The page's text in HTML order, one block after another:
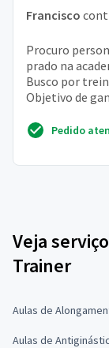
Francisco
Procuro
prado na
Busco por
Objetivo de
Pedido
Veja
Trainer
Aulas de
Aulas de